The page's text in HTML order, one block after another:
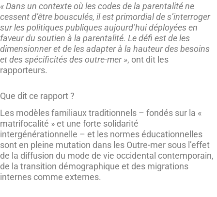
« Dans un contexte où les codes de la parentalité ne
cessent d’être bousculés, il est primordial de s’interroger
sur les politiques publiques aujourd’hui déployées en
faveur du soutien à la parentalité. Le défi est de les
dimensionner et de les adapter à la hauteur des besoins
et des spécificités des outre-mer », ont dit les
rapporteurs.
Que dit ce rapport ?
Les modèles familiaux traditionnels – fondés sur la «
matrifocalité » et une forte solidarité
intergénérationnelle – et les normes éducationnelles
sont en pleine mutation dans les Outre-mer sous l’effet
de la diffusion du mode de vie occidental contemporain,
de la transition démographique et des migrations
internes comme externes.